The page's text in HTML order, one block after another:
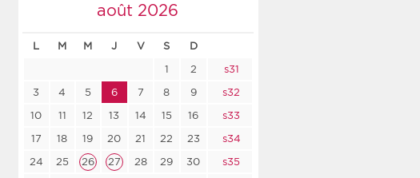
Médico-social
Chronologique
Inversé
août 2026
L M M J V S D
1 2
s31
3
4 5 6 7 8 9
s32
10
11 12 13 14 15 16
s33
17
18 19 20 21 22 23
s34
24
25 26 27 28 29 30
s35